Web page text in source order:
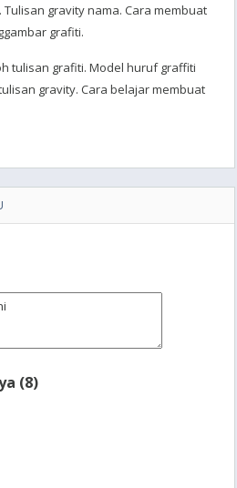
gravity nama. Cara membuat
grafiti.
tulisan grafiti. Model huruf graffiti
gravity. Cara belajar membuat
(8)